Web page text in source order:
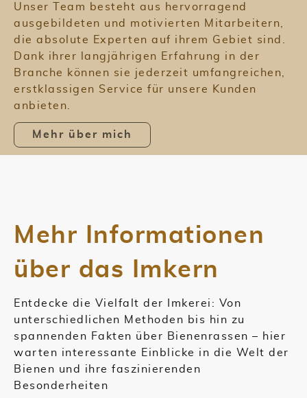
Unser Team besteht aus hervorragend
ausgebildeten und motivierten Mitarbeitern,
die absolute Experten auf ihrem Gebiet sind.
Dank ihrer langjährigen Erfahrung in der
Branche können sie jederzeit umfangreichen,
erstklassigen Service für unsere Kunden
anbieten.
Mehr über mich
Mehr Informationen
über das Imkern
Entdecke die Vielfalt der Imkerei: Von
unterschiedlichen Methoden bis hin zu
spannenden Fakten über Bienenrassen – hier
warten interessante Einblicke in die Welt der
Bienen und ihre faszinierenden
Besonderheiten